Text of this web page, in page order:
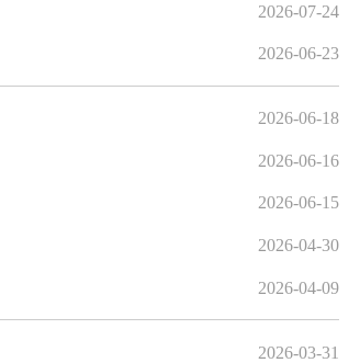
2026-07-24
2026-06-23
2026-06-18
2026-06-16
2026-06-15
2026-04-30
2026-04-09
2026-03-31